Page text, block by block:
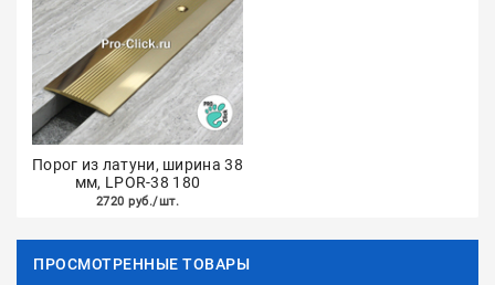
Порог из латуни, ширина 38
мм, LPOR-38 180
2720 руб./шт.
ПРОСМОТРЕННЫЕ ТОВАРЫ